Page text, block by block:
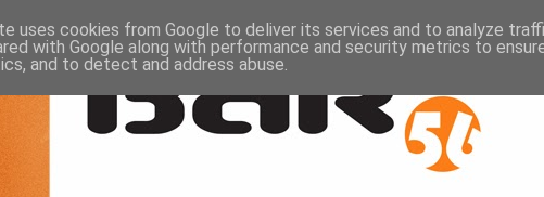
uses cookies from Google to deliver its services and to analyze
with Google along with performance and security metrics to
and to detect and address abuse.